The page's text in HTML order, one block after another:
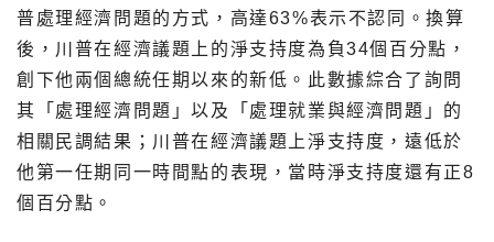
普處理經濟問題的方式，高達63%表示不認同。換算
後，川普在經濟議題上的淨支持度為負34個百分點，
創下他兩個總統任期以來的新低。此數據綜合了詢問
其「處理經濟問題」以及「處理就業與經濟問題」的
相關民調結果；川普在經濟議題上淨支持度，遠低於
他第一任期同一時間點的表現，當時淨支持度還有正8
個百分點。